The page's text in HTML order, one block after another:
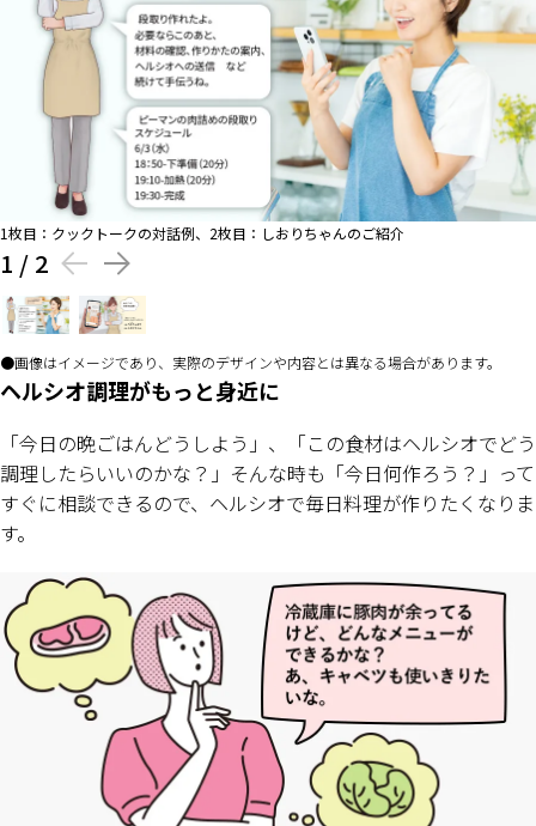
1枚目：クックトークの対話例、2枚目：しおりちゃんのご紹介
1 / 2
画像はイメージであり、実際のデザインや内容とは異なる場合があります。
ヘルシオ調理がもっと身近に
「今日の晩ごはんどうしよう」、「この食材はヘルシオでどう
調理したらいいのかな？」そんな時も「今日何作ろう？」って
すぐに相談できるので、ヘルシオで毎日料理が作りたくなりま
す。